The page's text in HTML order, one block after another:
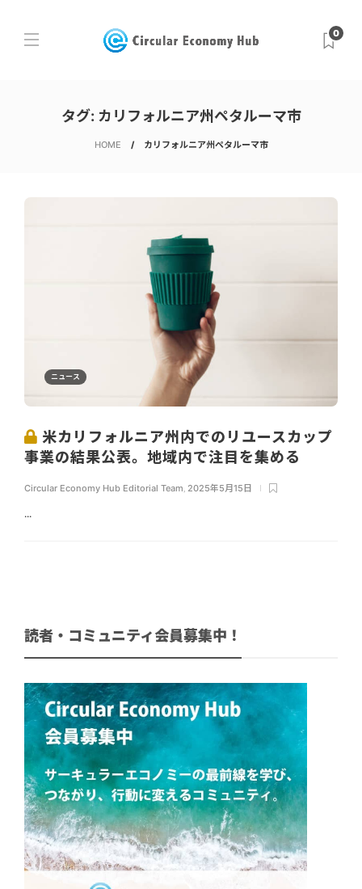
0
タグ: カリフォルニア州ペタルーマ市
HOME カリフォルニア州ペタルーマ市
ニュース
米カリフォルニア州内でのリユースカップ
事業の結果公表。地域内で注目を集める
Circular Economy Hub Editorial Team 2025年5月15日
...
読者・コミュニティ会員募集中！